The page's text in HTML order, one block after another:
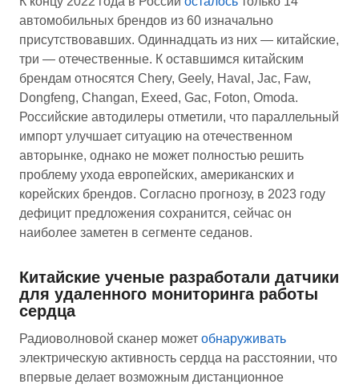
автомобильных брендов из 60 изначально
присутствовавших. Одиннадцать из них — китайские,
три — отечественные. К оставшимся китайским
брендам относятся Chery, Geely, Haval, Jac, Faw,
Dongfeng, Changan, Exeed, Gac, Foton, Omoda.
Российские автодилеры отметили, что параллельный
импорт улучшает ситуацию на отечественном
авторынке, однако не может полностью решить
проблему ухода европейских, американских и
корейских брендов. Согласно прогнозу, в 2023 году
дефицит предложения сохранится, сейчас он
наиболее заметен в сегменте седанов.
Китайские ученые разработали датчики
для удаленного мониторинга работы
сердца
Радиоволновой сканер может обнаруживать
электрическую активность сердца на расстоянии, что
впервые делает возможным дистанционное